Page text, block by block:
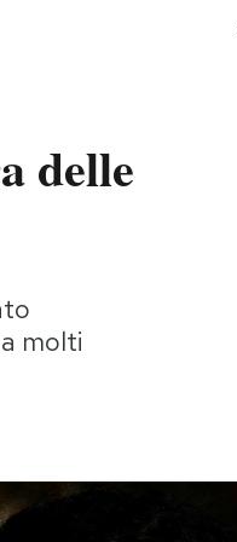
delle
molti